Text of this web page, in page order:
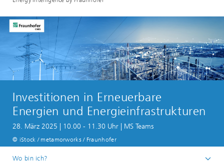
Investitionen in Erneuerbare
Energien und Energieinfrastrukturen
28. März 2025 | 10.00 - 11.30 Uhr | MS Teams
© iStock / metamorworks / Fraunhofer
Wo bin ich?